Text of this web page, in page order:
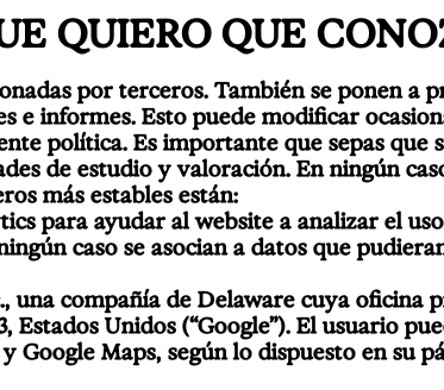
QUIERO QUE
por terceros. También se ponen a
e informes. Esto puede modificar
política. Es importante que sepas que
de estudio y valoración. En ningún
más estables están:
para ayudar al website a analizar el
caso se asocian a datos que
una compañía de Delaware cuya oficina
Unidos (“Google”). El usuario
Maps, según lo dispuesto en su